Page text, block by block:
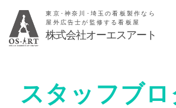
東京･神奈川･埼玉の看板製作なら
屋外広告士が監修する看板屋
株式会社オーエスアート
スタッフブ